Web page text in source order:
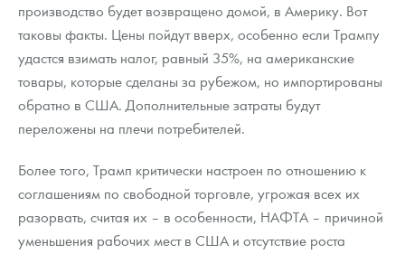
производство будет возвращено домой, в Америку. Вот
таковы факты. Цены пойдут вверх, особенно если Трампу
удастся взимать налог, равный 35%, на американские
товары, которые сделаны за рубежом, но импортированы
обратно в США. Дополнительные затраты будут
переложены на плечи потребителей.
Более того, Трамп критически настроен по отношению к
соглашениям по свободной торговле, угрожая всех их
разорвать, считая их – в особенности, НАФТА – причиной
уменьшения рабочих мест в США и отсутствие роста